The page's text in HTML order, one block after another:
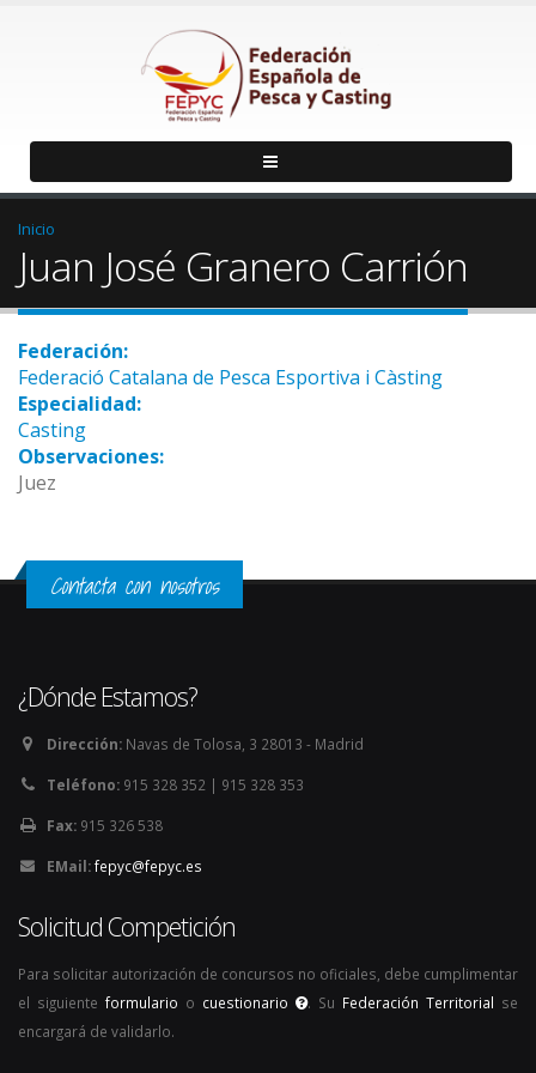
Inicio
Juan José Granero Carrión
Federación:
Federació Catalana de Pesca Esportiva i Càsting
Especialidad:
Casting
Observaciones:
Juez
Contacta con nosotros
¿Dónde Estamos?
Dirección: Navas de Tolosa, 3 28013 - Madrid
Teléfono: 915 328 352 | 915 328 353
Fax: 915 326 538
EMail:fepyc@fepyc.es
Solicitud Competición
Para solicitar autorización de concursos no oficiales, debe cumplimentar
el siguiente formulario o cuestionario . Su Federación Territorial se
encargará de validarlo.